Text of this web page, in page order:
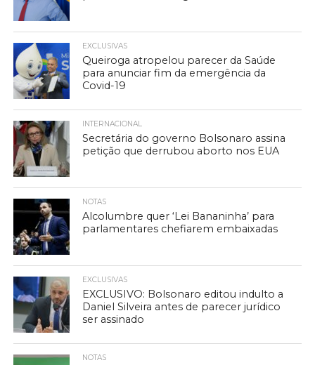
EXCLUSIVAS
Queiroga atropelou parecer da Saúde
para anunciar fim da emergência da
Covid-19
INTERNACIONAL
Secretária do governo Bolsonaro assina
petição que derrubou aborto nos EUA
NOTAS
Alcolumbre quer ‘Lei Bananinha’ para
parlamentares chefiarem embaixadas
EXCLUSIVAS
EXCLUSIVO: Bolsonaro editou indulto a
Daniel Silveira antes de parecer jurídico
ser assinado
NOTAS